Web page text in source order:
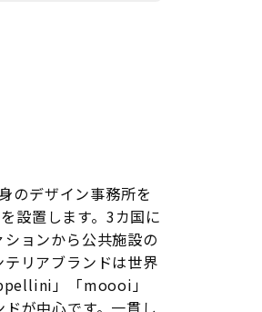
のデザイン事務所を
設置します。3カ国に
ョンから公共施設の
リアブランドは世界
」「moooi」
が中心です。一貫し